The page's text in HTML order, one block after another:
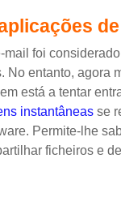
foi
entanto,
está a tentar
instantâneas se
Permite-lhe
ficheiros e